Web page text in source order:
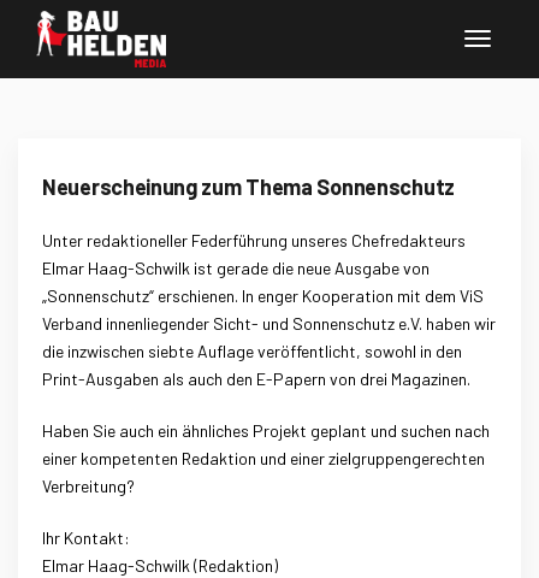
Neuerscheinung zum Thema Sonnenschutz
Unter redaktioneller Federführung unseres Chefredakteurs
Elmar Haag-Schwilk ist gerade die neue Ausgabe von
„Sonnenschutz“ erschienen. In enger Kooperation mit dem ViS
Verband innenliegender Sicht- und Sonnenschutz e.V. haben wir
die inzwischen siebte Auflage veröffentlicht, sowohl in den
Print-Ausgaben als auch den E-Papern von drei Magazinen.
Haben Sie auch ein ähnliches Projekt geplant und suchen nach
einer kompetenten Redaktion und einer zielgruppengerechten
Verbreitung?
Ihr Kontakt:
Elmar Haag-Schwilk (Redaktion)